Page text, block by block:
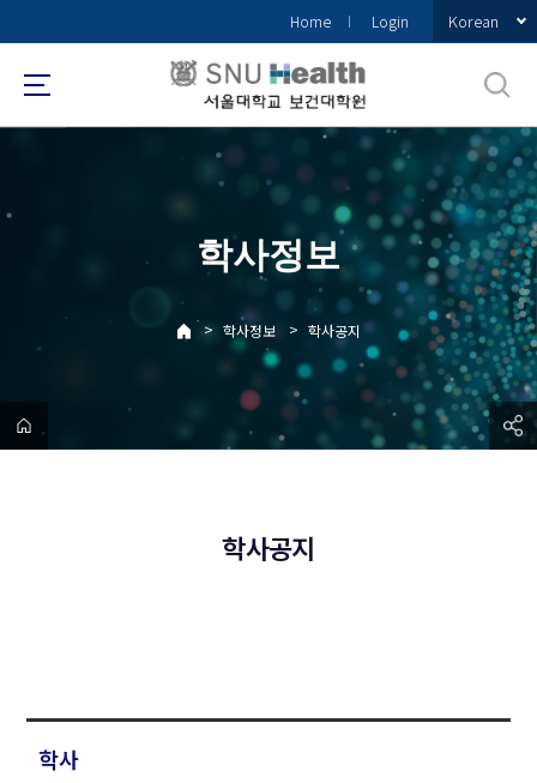
로
메
Home Login Korean
학사정보
> 학사정보 > 학사공지
학사공지
학사